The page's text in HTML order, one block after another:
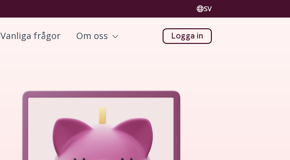
SV
Vanliga frågor Om oss Logga in